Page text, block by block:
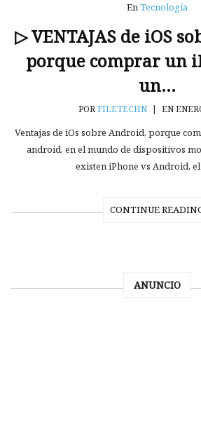
EnTecnología
▷ VENTAJAS de iOS
porque comprar un
un…
PORFILETECHN | EN
Ventajas de iOs sobre Android, porque
android, en el mundo de dispositivos
existen iPhone vs Android,
CONTINUE
ANUNCIO